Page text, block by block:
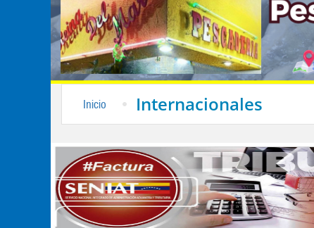
Inicio Internacionales